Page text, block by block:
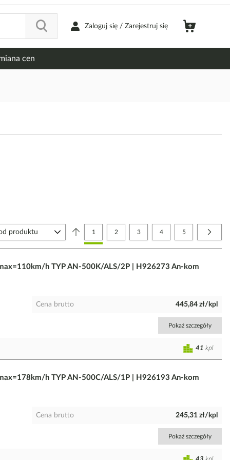
Zaloguj się / Zarejestruj się
cen
Strona
Aktualnie czytasz stronę
1 Strona
2 Strona
3 Strona
4 Strona
5
h TYP AN-500K/ALS/2P | H926273 An-kom
Cena brutto 445,84 zł/kpl
Pokaż szczegóły
41 kpl
h TYP AN-500C/ALS/1P | H926193 An-kom
Cena brutto 245,31 zł/kpl
Pokaż szczegóły